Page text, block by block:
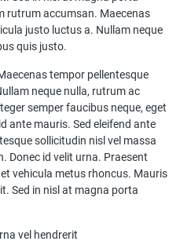
rutrum accumsan. Maecenas
justo luctus a. Nullam neque
quis justo.
tempor pellentesque
neque nulla, rutrum ac
semper faucibus neque, eget
ante mauris. Sed eleifend ante
sollicitudin nisl vel massa
Donec id velit urna. Praesent
vehicula metus rhoncus. Mauris
Sed in nisl at magna porta
vel hendrerit